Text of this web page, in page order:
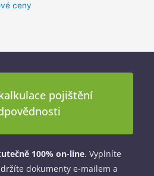
ceny
pojištění
100% on-line. Vyplníte
dokumenty e-mailem a